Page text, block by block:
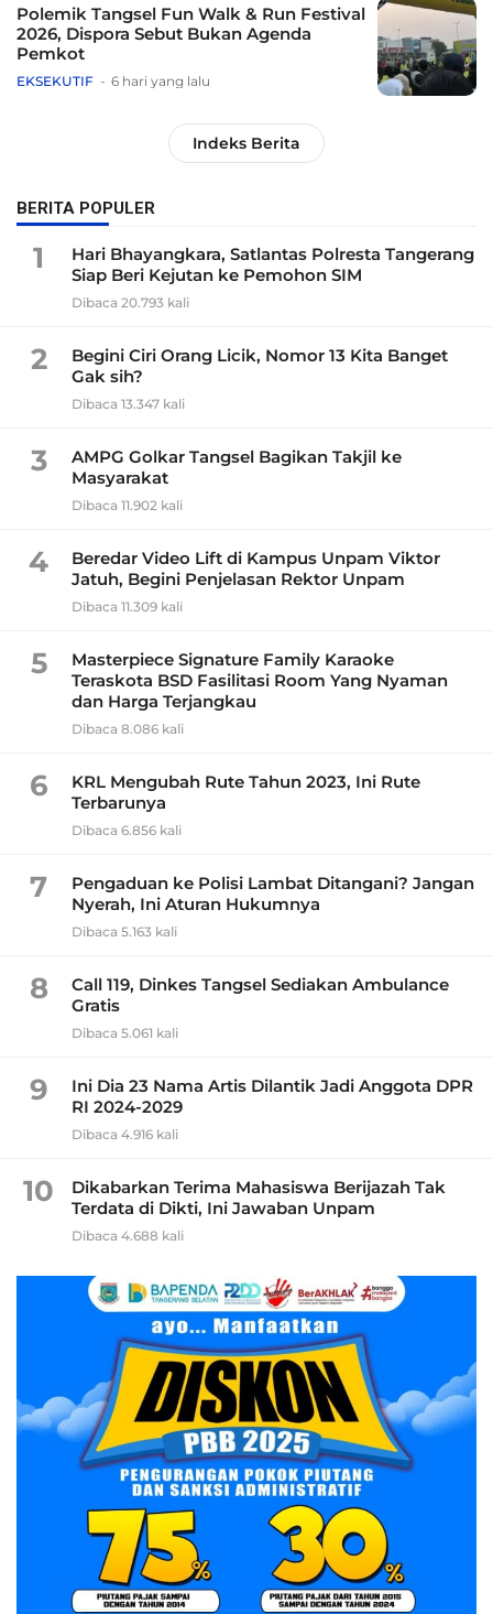
Polemik Tangsel Fun Walk & Run Festival
2026, Dispora Sebut Bukan Agenda
Pemkot
EKSEKUTIF 6 hari yang lalu
Indeks Berita
BERITA POPULER
1
Hari Bhayangkara, Satlantas Polresta Tangerang
Siap Beri Kejutan ke Pemohon SIM
Dibaca 20.793 kali
2
Begini Ciri Orang Licik, Nomor 13 Kita Banget
Gak sih?
Dibaca 13.347 kali
3
AMPG Golkar Tangsel Bagikan Takjil ke
Masyarakat
Dibaca 11.902 kali
4
Beredar Video Lift di Kampus Unpam Viktor
Jatuh, Begini Penjelasan Rektor Unpam
Dibaca 11.309 kali
5
Masterpiece Signature Family Karaoke
Teraskota BSD Fasilitasi Room Yang Nyaman
dan Harga Terjangkau
Dibaca 8.086 kali
6
KRL Mengubah Rute Tahun 2023, Ini Rute
Terbarunya
Dibaca 6.856 kali
7
Pengaduan ke Polisi Lambat Ditangani? Jangan
Nyerah, Ini Aturan Hukumnya
Dibaca 5.163 kali
8
Call 119, Dinkes Tangsel Sediakan Ambulance
Gratis
Dibaca 5.061 kali
9
Ini Dia 23 Nama Artis Dilantik Jadi Anggota DPR
RI 2024-2029
Dibaca 4.916 kali
10
Dikabarkan Terima Mahasiswa Berijazah Tak
Terdata di Dikti, Ini Jawaban Unpam
Dibaca 4.688 kali